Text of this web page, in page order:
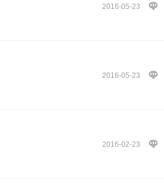
2016-05-23
2016-05-23
2016-02-23